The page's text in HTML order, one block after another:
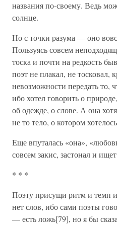
названия по-своему. Ведь
солнце.
Но с точки разума — оно
Пользуясь совсем
тоска и почти на редкость
поэт не плакал, не тосковал,
невозможности передать то,
ибо хотел говорить о
об одежде, о слове. А она
не то тело, о котором
Еще впуталась «она»,
совсем закис, застонал и
* * *
Поэту присущи ритм и темп
нет слов, ибо сами поэты
— есть ложь[79], но я бы